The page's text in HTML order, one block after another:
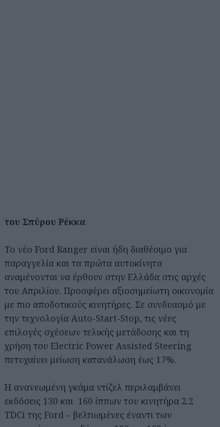
του Σπύρου Ρέκκα
Το νέο Ford Ranger είναι ήδη διαθέσιμο για
παραγγελία και τα πρώτα αυτοκίνητα
αναμένονται να έρθουν στην Ελλάδα στις αρχές
του Απριλίου. Προσφέρει αξιοσημείωτη οικονομία
με πιο αποδοτικούς κινητήρες. Σε συνδυασμό με
την τεχνολογία Auto-Start-Stop, τις νέες
επιλογές σχέσεων τελικής μετάδοσης και τη
χρήση του Electric Power Assisted Steering
πετυχαίνει μείωση κατανάλωση έως 17%.
Η ανανεωμένη γκάμα ντίζελ περιλαμβάνει
εκδόσεις 130 και 160 ίππων του κινητήρα 2.2
TDCi της Ford – βελτιωμένες έναντι των